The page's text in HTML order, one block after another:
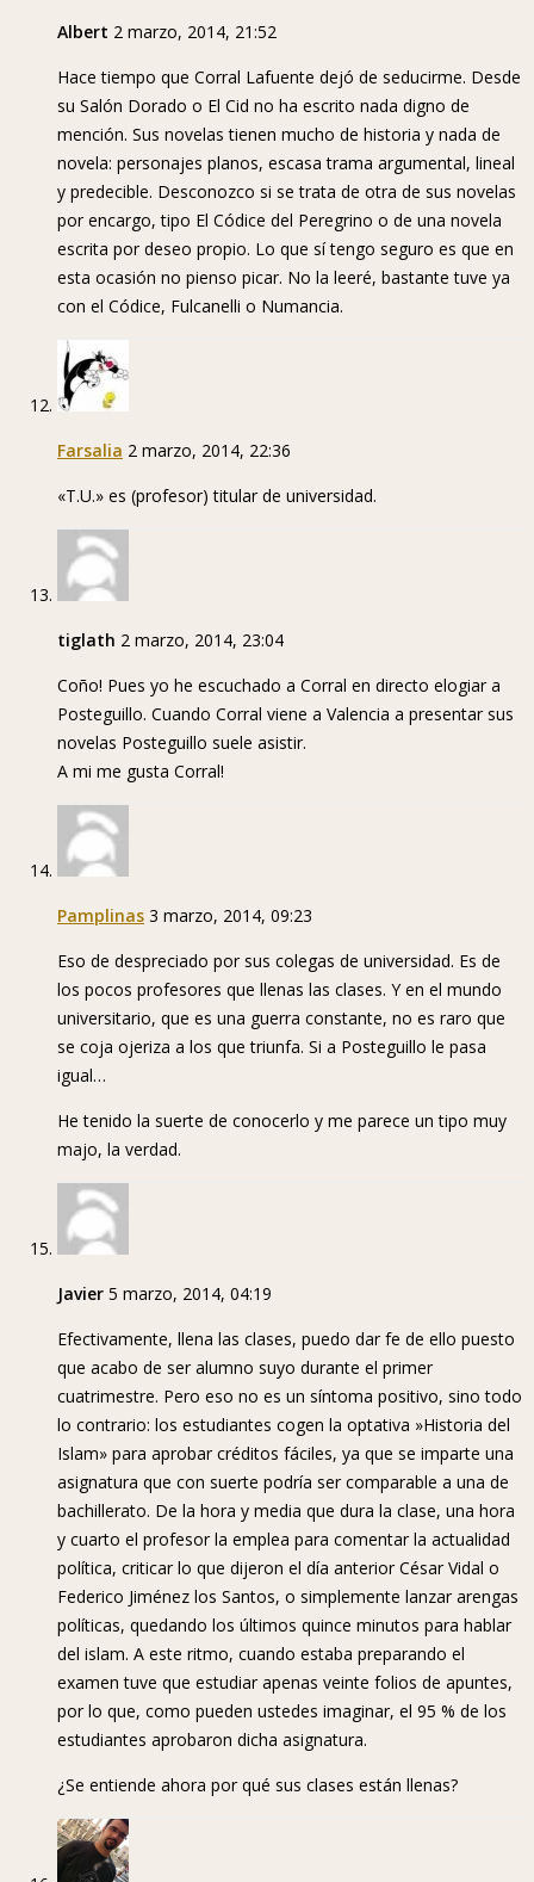
Albert 2 marzo, 2014, 21:52
Hace tiempo que Corral Lafuente dejó de seducirme. Desde
su Salón Dorado o El Cid no ha escrito nada digno de
mención. Sus novelas tienen mucho de historia y nada de
novela: personajes planos, escasa trama argumental, lineal
y predecible. Desconozco si se trata de otra de sus novelas
por encargo, tipo El Códice del Peregrino o de una novela
escrita por deseo propio. Lo que sí tengo seguro es que en
esta ocasión no pienso picar. No la leeré, bastante tuve ya
con el Códice, Fulcanelli o Numancia.
Farsalia 2 marzo, 2014, 22:36
«T.U.» es (profesor) titular de universidad.
tiglath 2 marzo, 2014, 23:04
Coño! Pues yo he escuchado a Corral en directo elogiar a
Posteguillo. Cuando Corral viene a Valencia a presentar sus
novelas Posteguillo suele asistir.
A mi me gusta Corral!
Pamplinas 3 marzo, 2014, 09:23
Eso de despreciado por sus colegas de universidad. Es de
los pocos profesores que llenas las clases. Y en el mundo
universitario, que es una guerra constante, no es raro que
se coja ojeriza a los que triunfa. Si a Posteguillo le pasa
igual…
He tenido la suerte de conocerlo y me parece un tipo muy
majo, la verdad.
Javier 5 marzo, 2014, 04:19
Efectivamente, llena las clases, puedo dar fe de ello puesto
que acabo de ser alumno suyo durante el primer
cuatrimestre. Pero eso no es un síntoma positivo, sino todo
lo contrario: los estudiantes cogen la optativa »Historia del
Islam» para aprobar créditos fáciles, ya que se imparte una
asignatura que con suerte podría ser comparable a una de
bachillerato. De la hora y media que dura la clase, una hora
y cuarto el profesor la emplea para comentar la actualidad
política, criticar lo que dijeron el día anterior César Vidal o
Federico Jiménez los Santos, o simplemente lanzar arengas
políticas, quedando los últimos quince minutos para hablar
del islam. A este ritmo, cuando estaba preparando el
examen tuve que estudiar apenas veinte folios de apuntes,
por lo que, como pueden ustedes imaginar, el 95 % de los
estudiantes aprobaron dicha asignatura.
¿Se entiende ahora por qué sus clases están llenas?